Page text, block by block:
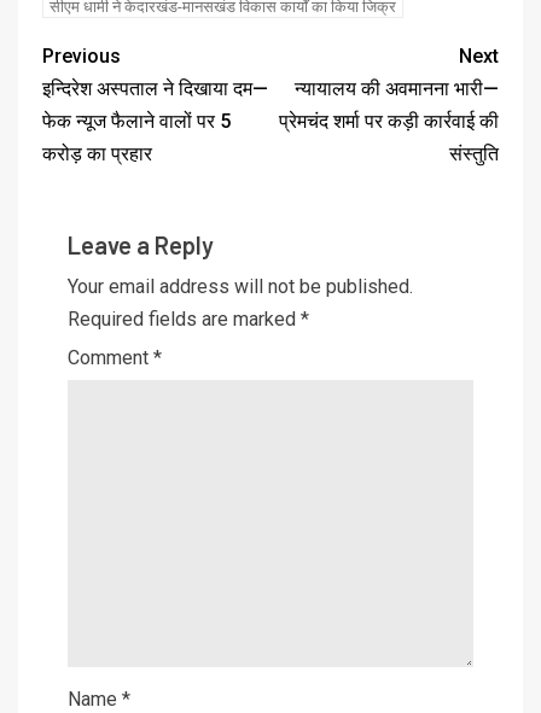
सीएम धामी ने केदारखंड-मानसखंड विकास कार्यों का किया जिक्र
Previous
इन्दिरेश अस्पताल ने दिखाया दम—
फेक न्यूज फैलाने वालों पर ₹5
करोड़ का प्रहार
Next
न्यायालय की अवमानना भारी—
प्रेमचंद शर्मा पर कड़ी कार्रवाई की
संस्तुति
Leave a Reply
Your email address will not be published.
Required fields are marked *
Comment *
Name *